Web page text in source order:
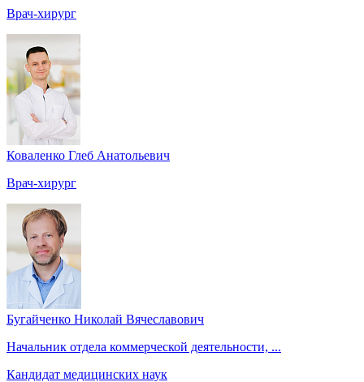
Врач-хирург
Коваленко Глеб Анатольевич
Врач-хирург
Бугайченко Николай Вячеславович
Начальник отдела коммерческой деятельности, ...
Кандидат медицинских наук